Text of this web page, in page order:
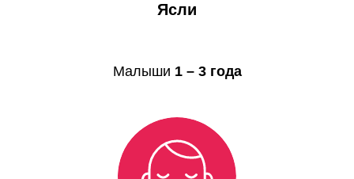
Ясли
Малыши 1 – 3 года